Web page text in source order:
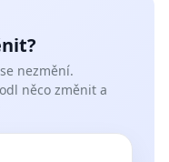
nezmění.
něco změnit a